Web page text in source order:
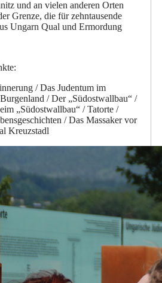
und an vielen anderen Orten
Grenze, die für zehntausende
Ungarn Qual und Ermordung
/ Das Judentum im
/ Der „Südostwallbau“ /
„Südostwallbau“ / Tatorte /
/ Das Massaker vor
Kreuzstadl